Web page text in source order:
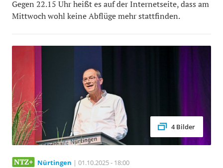
Gegen 22.15 Uhr heißt es auf der Internetseite, dass am
Mittwoch wohl keine Abflüge mehr stattfinden.
4 Bilder
Nürtingen | 01.10.2025 - 18:00